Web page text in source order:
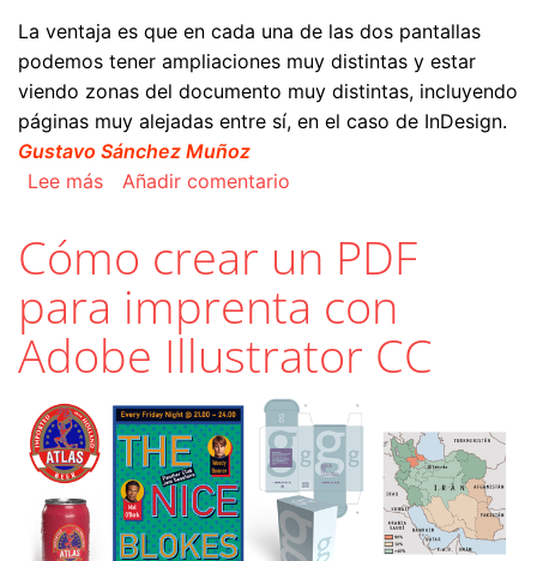
La ventaja es que en cada una de las dos pantallas
podemos tener ampliaciones muy distintas y estar
viendo zonas del documento muy distintas, incluyendo
páginas muy alejadas entre sí, en el caso de InDesign.
Gustavo Sánchez Muñoz
Lee mássobre Usos de "Nueva ventana" para un
Añadir comentario
Cómo crear un PDF
para imprenta con
Adobe Illustrator CC